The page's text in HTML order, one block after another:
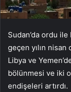
Sudan’da ordu ile
geçen yılın
Libya ve
bölünmesi ve iki
endişeleri artırdı.